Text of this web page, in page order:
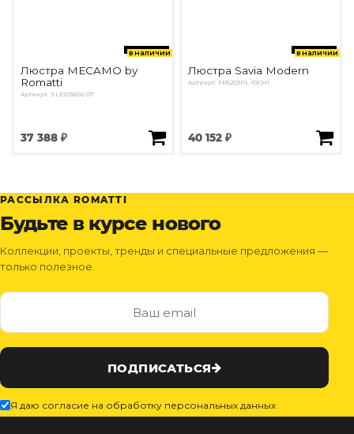
в наличии
Люстра MECAMO by
Romatti
Артикул: SLE103802-07
37 388 ₽
в наличии
Люстра Savia Modern
Артикул: FR5203PL-10CH1
40 152 ₽
РАССЫЛКА ROMATTI
Будьте в курсе нового
Коллекции, проекты, тренды и специальные предложения —
только полезное.
ПОДПИСАТЬСЯ
Я даю согласие на обработку персональных данных